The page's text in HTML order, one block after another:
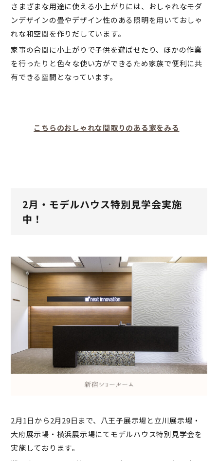
さまざまな用途に使える小上がりには、おしゃれなモダ
ンデザインの畳やデザイン性のある照明を用いておしゃ
れな和空間を作りだしています。
家事の合間に小上がりで子供を遊ばせたり、ほかの作業
を行ったりと色々な使い方ができるため家族で便利に共
有できる空間となっています。
こちらのおしゃれな間取りのある家をみる
2月・モデルハウス特別見学会実施
中！
2月1日から2月29日まで、八王子展示場と立川展示場・
大府展示場・横浜展示場にてモデルハウス特別見学会を
実施しております。